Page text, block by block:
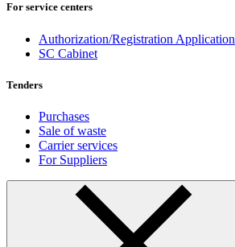
For service centers
Authorization/Registration Application
SC Cabinet
Tenders
Purchases
Sale of waste
Carrier services
For Suppliers